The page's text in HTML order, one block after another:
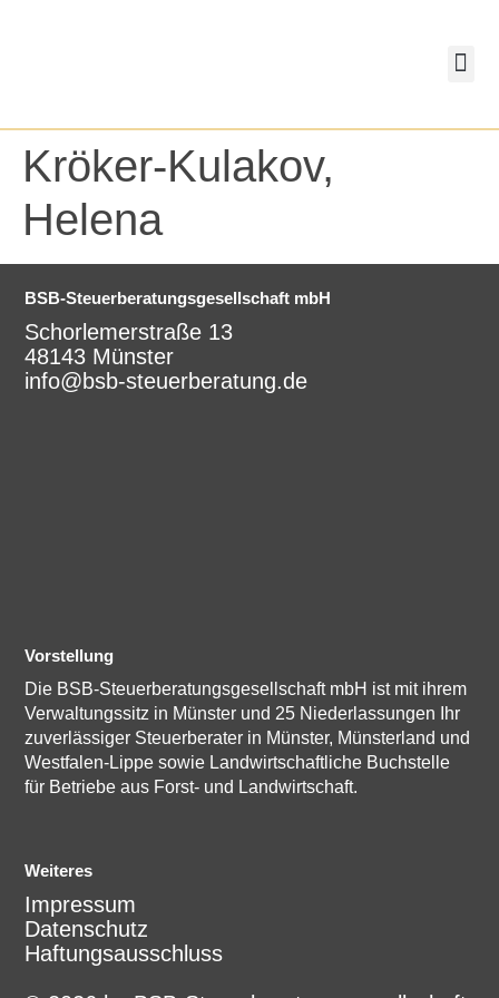
Kröker-Kulakov,
Helena
BSB-Steuerberatungsgesellschaft mbH
Schorlemerstraße 13
48143 Münster
info@bsb-steuerberatung.de
Vorstellung
Die BSB-Steuerberatungsgesellschaft mbH ist mit ihrem
Verwaltungssitz in Münster und 25 Niederlassungen Ihr
zuverlässiger Steuerberater in Münster, Münsterland und
Westfalen-Lippe sowie Landwirtschaftliche Buchstelle
für Betriebe aus Forst- und Landwirtschaft.
Weiteres
Impressum
Datenschutz
Haftungsausschluss